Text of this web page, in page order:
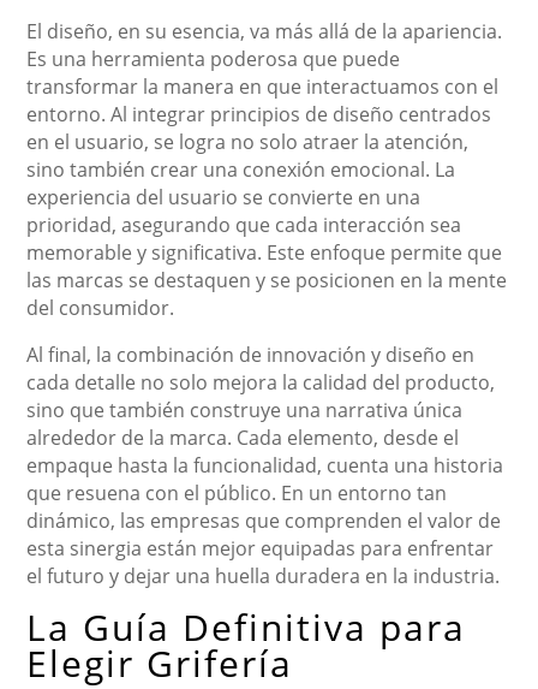
El diseño, en su esencia, va más allá de la apariencia.
Es una herramienta poderosa que puede
transformar la manera en que interactuamos con el
entorno. Al integrar principios de diseño centrados
en el usuario, se logra no solo atraer la atención,
sino también crear una conexión emocional. La
experiencia del usuario se convierte en una
prioridad, asegurando que cada interacción sea
memorable y significativa. Este enfoque permite que
las marcas se destaquen y se posicionen en la mente
del consumidor.
Al final, la combinación de innovación y diseño en
cada detalle no solo mejora la calidad del producto,
sino que también construye una narrativa única
alrededor de la marca. Cada elemento, desde el
empaque hasta la funcionalidad, cuenta una historia
que resuena con el público. En un entorno tan
dinámico, las empresas que comprenden el valor de
esta sinergia están mejor equipadas para enfrentar
el futuro y dejar una huella duradera en la industria.
La Guía Definitiva para
Elegir Grifería